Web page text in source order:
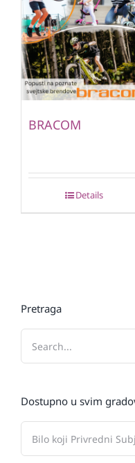
BRACOM
Details
Pretraga
Dostupno u svim